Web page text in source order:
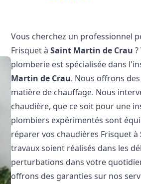
Vous cherchez un professionnel
Frisquet àSaint Martin de Crau
plomberie est spécialisée dans
Martin de Crau. Nous offrons
matière de chauffage. Nous
chaudière, que ce soit pour une
plombiers expérimentés sont
réparer vos chaudières Frisquet à
travaux soient réalisés dans les
perturbations dans votre
offrons des garanties sur nos